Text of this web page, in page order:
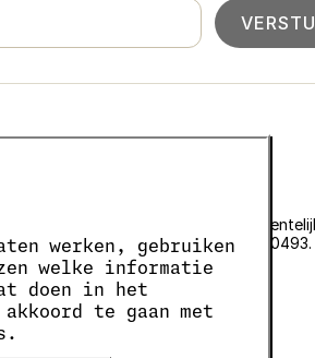
werken, gebruiken
welke informatie
doen in het
te gaan met
in het handelsregister van de
systeem onder nummer EKF00180493.
registratienummer 0636.
het btw-nummer is CZ05663687.